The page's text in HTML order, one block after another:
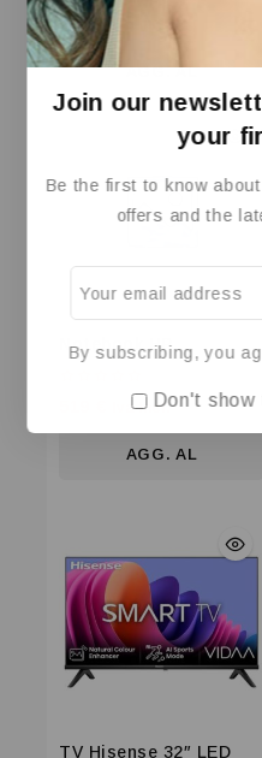
0
su
5
648 € Iva Incl.
AGG. AL
CARRELLO
Notebook HP
5
Iva Incl.
AGG. AL
TV Hisense 32″ LED
Join our
your
Be the first to know
offers and the
By subscribing, you
Don't